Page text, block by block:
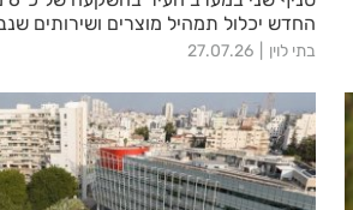
החדש יכלול תמהיל מוצרים ושירותים
לתת מענה כפול, הן לתושבי האזור
ולמבלים בדרכם לים.
בתי לוין 27.07.26